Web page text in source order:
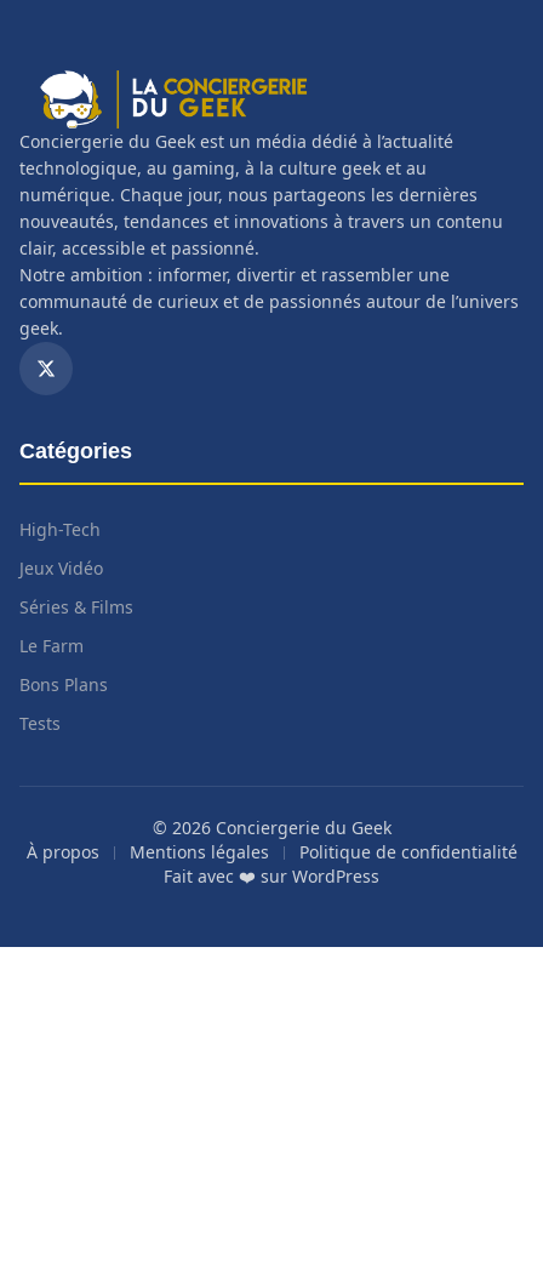
Conciergerie du Geek est un média dédié à l’actualité
technologique, au gaming, à la culture geek et au
numérique. Chaque jour, nous partageons les dernières
nouveautés, tendances et innovations à travers un contenu
clair, accessible et passionné.
Notre ambition : informer, divertir et rassembler une
communauté de curieux et de passionnés autour de l’univers
geek.
Catégories
High-Tech
Jeux Vidéo
Séries & Films
Le Farm
Bons Plans
Tests
© 2026 Conciergerie du Geek
À propos
Mentions légales
Politique de confidentialité
Fait avec ❤️ sur WordPress